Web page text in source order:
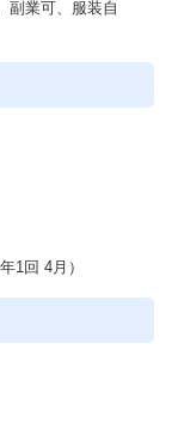
副業可、服装自
1回 4月）